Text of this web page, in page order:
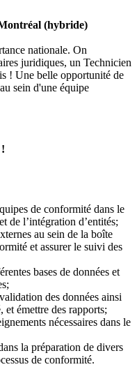
(hybride)
nationale. On
juridiques, un Technicien
! Une belle opportunité de
sein d'une équipe
de conformité dans le
de l’intégration d’entités;
au sein de la boîte
et assurer le suivi des
bases de données et
des données ainsi
et émettre des rapports;
nécessaires dans le
la préparation de divers
de conformité.